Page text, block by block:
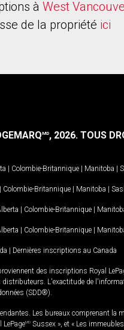
à West
de la propriété ici
MD, 2026. TOUS
| Colombie-Britannique | Manitoba |
| Colombie-Britannique | Manitoba |
| Colombie-Britannique |
| Colombie-Britannique |
| Dernières inscriptions au Canada
des inscriptions Royal
distributeurs. L'exactitude de
(SDD®).
Les bureaux comprenant la
LePageMD Sussex », et « Les